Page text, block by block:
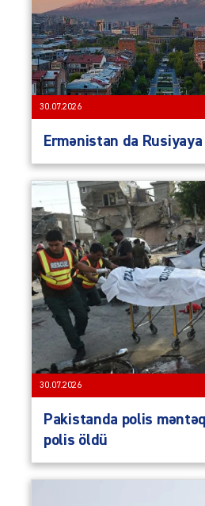
30.07.2026
Ermənistan da
30.07.2026
Pakistanda polis
polis öldü